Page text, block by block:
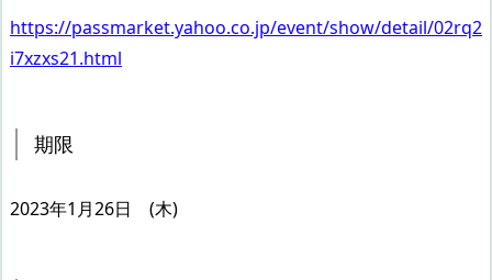
https://passmarket.yahoo.co.jp/event/show/detail/02rq2
i7xzxs21.html
期限
2023年1月26日 (木)